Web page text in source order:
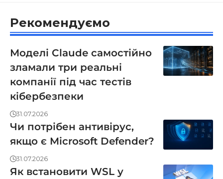
Рекомендуємо
Моделі Claude самостійно
зламали три реальні
компанії під час тестів
кібербезпеки
31.07.2026
Чи потрібен антивірус,
якщо є Microsoft Defender?
31.07.2026
Як встановити WSL у